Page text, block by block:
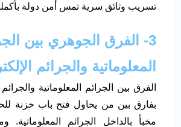
تسريب وثائق سرية تمس أمن دولة
3- الفرق الجوهري بين
المعلوماتية والجرائم
الفرق بين الجرائم المعلوماتية
بفارق بين من يحاول فتح باب خزنة
مخبأ بالداخل الجرائم المعلوماتية.